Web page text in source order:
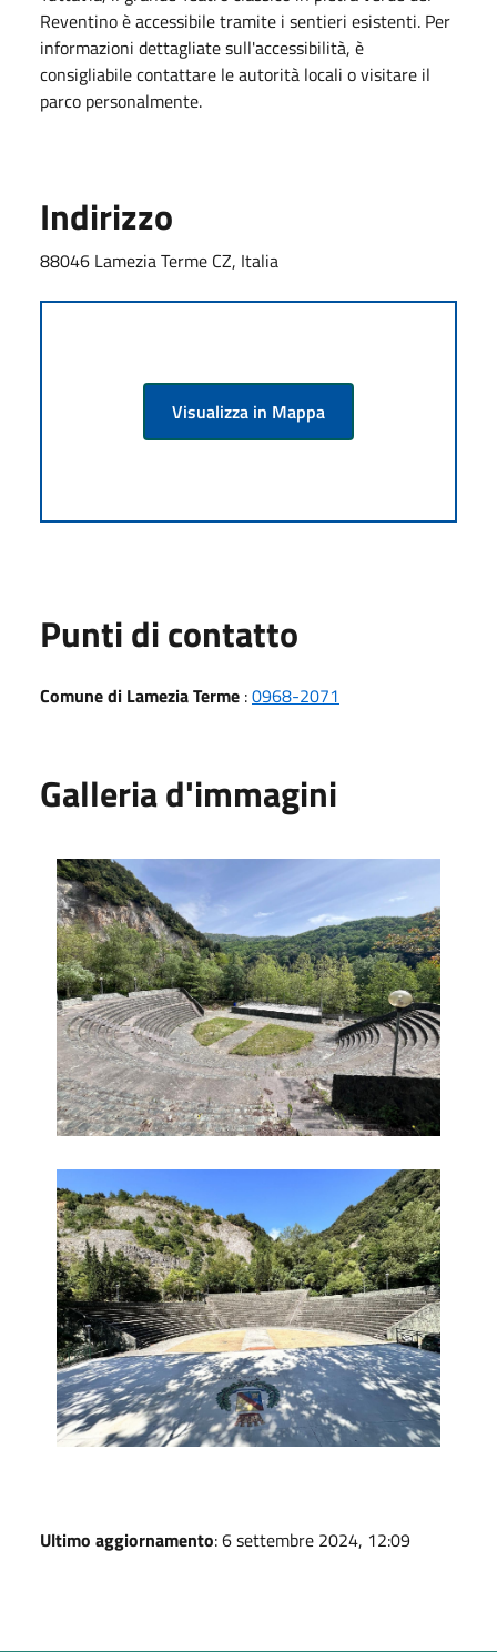
Reventino è accessibile tramite i sentieri esistenti. Per
informazioni dettagliate sull'accessibilità, è
consigliabile contattare le autorità locali o visitare il
parco personalmente.
Indirizzo
88046 Lamezia Terme CZ, Italia
Visualizza in Mappa
Punti di contatto
Comune di Lamezia Terme :0968-2071
Galleria d'immagini
Parco Mitoio
Parco Mitoio
Ultimo aggiornamento: 6 settembre 2024, 12:09